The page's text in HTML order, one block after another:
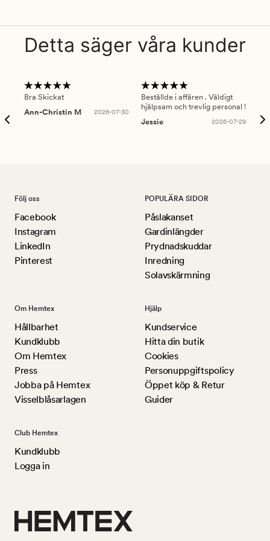
Detta säger våra kunder
Bra Skickat
Ann-Christin M
2026-07-30
Beställde i affären . Väldigt
hjälpsam och trevlig personal !
Jessie
2026-07-29
Följ oss
Facebook
Instagram
LinkedIn
Pinterest
POPULÄRA SIDOR
Påslakanset
Gardinlängder
Prydnadskuddar
Inredning
Solavskärmning
Om Hemtex
Hållbarhet
Kundklubb
Om Hemtex
Press
Jobba på Hemtex
Visselblåsarlagen
Hjälp
Kundservice
Hitta din butik
Cookies
Personuppgiftspolicy
Öppet köp & Retur
Guider
Club Hemtex
Kundklubb
Logga in